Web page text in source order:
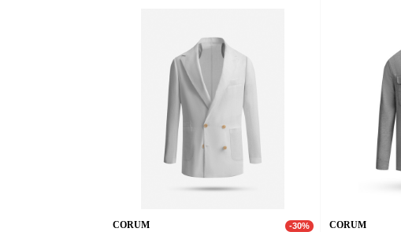
CORUM -30% CORUM